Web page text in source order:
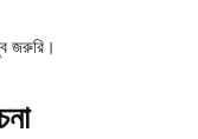
জরুরি।